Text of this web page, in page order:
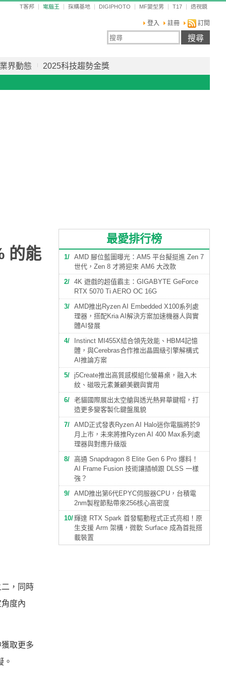
T客邦 電腦王 採購基地 DIGIPHOTO MF變型男 T17 透視鏡
登入 註冊 訂閱
業界動態 2025科技趨勢金獎
的能
，同時
度內
取更多
。
最愛排行榜
1
AMD 腳位藍圖曝光：AM5 平台擬挺進 Zen 7
世代，Zen 8 才將迎來 AM6 大改款
2
4K 遊戲的超值霸主：GIGABYTE GeForce
RTX 5070 Ti AERO OC 16G
3
AMD推出Ryzen AI Embedded X100系列處
理器，搭配Kria AI解決方案加速機器人與實
體AI發展
4
Instinct MI455X結合領先效能、HBM4記憶
體，與Cerebras合作推出晶圓級引擎解構式
AI推論方案
5
j5Create推出高質感模組化螢幕桌，融入木
紋、磁吸元素兼顧美觀與實用
6
老貓國際展出太空艙與透光熱昇華鍵帽，打
造更多變客製化鍵盤風貌
7
AMD正式發表Ryzen AI Halo迷你電腦將於9
月上市，未來將推Ryzen AI 400 Max系列處
理器與對應升級版
8
高通 Snapdragon 8 Elite Gen 6 Pro 爆料！
AI Frame Fusion 技術讓插幀跟 DLSS 一樣
強？
9
AMD推出第6代EPYC伺服器CPU，台積電
2nm製程節點帶來256核心高密度
10 輝達 RTX Spark 首發驅動程式正式亮相！原
生支援 Arm 架構，微軟 Surface 成為首批搭
載裝置